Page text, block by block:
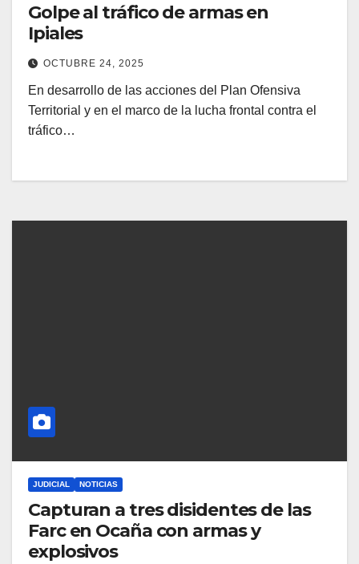
Golpe al tráfico de armas en
Ipiales
OCTUBRE 24, 2025
En desarrollo de las acciones del Plan Ofensiva
Territorial y en el marco de la lucha frontal contra el
tráfico…
JUDICIAL NOTICIAS
Capturan a tres disidentes de las
Farc en Ocaña con armas y
explosivos